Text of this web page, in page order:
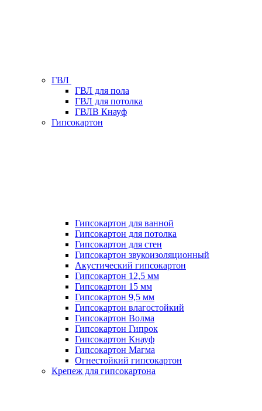
ГВЛ
ГВЛ для пола
ГВЛ для потолка
ГВЛВ Кнауф
Гипсокартон
Гипсокартон для ванной
Гипсокартон для потолка
Гипсокартон для стен
Гипсокартон звукоизоляционный
Акустический гипсокартон
Гипсокартон 12,5 мм
Гипсокартон 15 мм
Гипсокартон 9,5 мм
Гипсокартон влагостойкий
Гипсокартон Волма
Гипсокартон Гипрок
Гипсокартон Кнауф
Гипсокартон Магма
Огнестойкий гипсокартон
Крепеж для гипсокартона